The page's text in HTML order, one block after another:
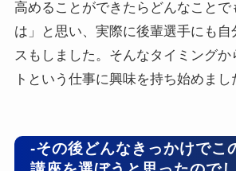
高めることができたらどんなこと
は」と思い、実際に後輩選手にも自
スもしました。そんなタイミングか
トという仕事に興味を持ち始めまし
-その後どんなきっかけでこ